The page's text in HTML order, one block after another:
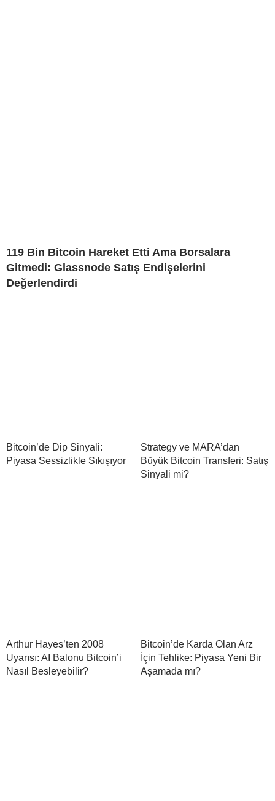
119 Bin Bitcoin Hareket Etti Ama Borsalara
Gitmedi: Glassnode Satış Endişelerini
Değerlendirdi
Bitcoin’de Dip Sinyali:
Piyasa Sessizlikle Sıkışıyor
Strategy ve MARA’dan
Büyük Bitcoin Transferi: Satış
Sinyali mi?
Arthur Hayes’ten 2008
Uyarısı: AI Balonu Bitcoin’i
Nasıl Besleyebilir?
Bitcoin’de Karda Olan Arz
İçin Tehlike: Piyasa Yeni Bir
Aşamada mı?